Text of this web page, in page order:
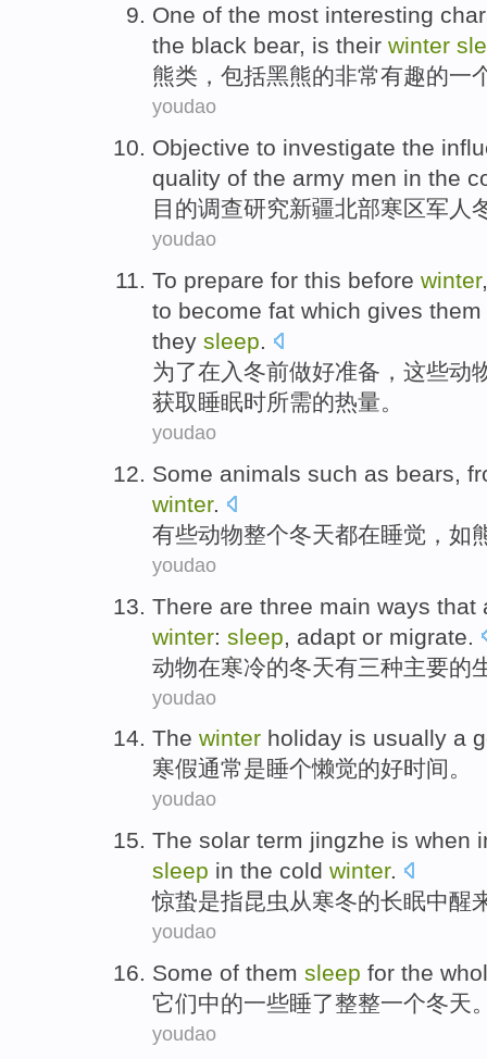
One of the most interesting
the black bear, is their winter
熊类 ， 包括黑熊的非常有趣的一
youdao
Objective to investigate the
quality of the army men in the
目的调查研究新疆北部寒区军人
youdao
To prepare for this before winter
to become fat which gives
they sleep.
为了在 入冬前做好准备 ， 这些动
获取睡眠时所需的热量。
youdao
Some animals such as bears,
winter.
有些动物整个冬天都在睡觉 ， 如
youdao
There are three main ways that
winter: sleep adapt or migrate
动物在寒冷的冬天有三种主要的
youdao
The winter holiday is usually a
寒假通常是睡个懒觉的好时间。
youdao
The solar term jingzhe is when
sleep in the cold winter.
惊蛰是指昆虫从寒冬的长眠中醒
youdao
Some of them sleep for the
它们中的一些睡了整整一个冬天
youdao